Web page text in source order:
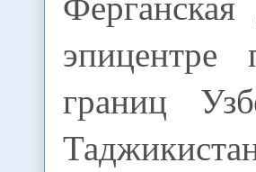
эпицентре
границ